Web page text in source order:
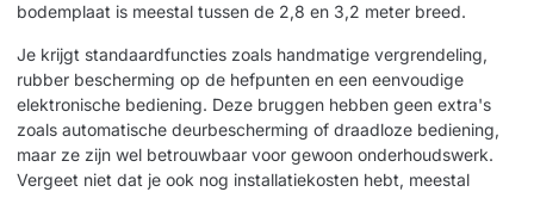
bodemplaat is meestal tussen de 2,8 en 3,2 meter breed.
Je krijgt standaardfuncties zoals handmatige vergrendeling,
rubber bescherming op de hefpunten en een eenvoudige
elektronische bediening. Deze bruggen hebben geen extra's
zoals automatische deurbescherming of draadloze bediening,
maar ze zijn wel betrouwbaar voor gewoon onderhoudswerk.
Vergeet niet dat je ook nog installatiekosten hebt, meestal